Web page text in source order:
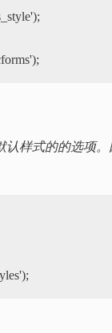
样式的的选项。